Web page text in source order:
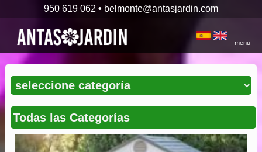
950 619 062 • belmonte@antasjardin.com
menu
Todas las Categorías